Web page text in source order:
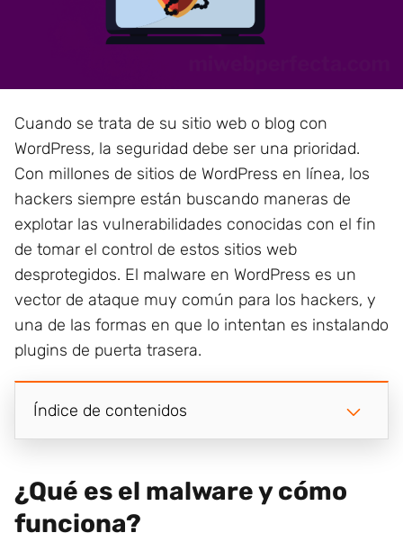
Cuando se trata de su sitio web o blog con
WordPress, la seguridad debe ser una prioridad.
Con millones de sitios de WordPress en línea, los
hackers siempre están buscando maneras de
explotar las vulnerabilidades conocidas con el fin
de tomar el control de estos sitios web
desprotegidos. El malware en WordPress es un
vector de ataque muy común para los hackers, y
una de las formas en que lo intentan es instalando
plugins de puerta trasera.
Índice de contenidos
¿Qué es el malware y cómo
funciona?